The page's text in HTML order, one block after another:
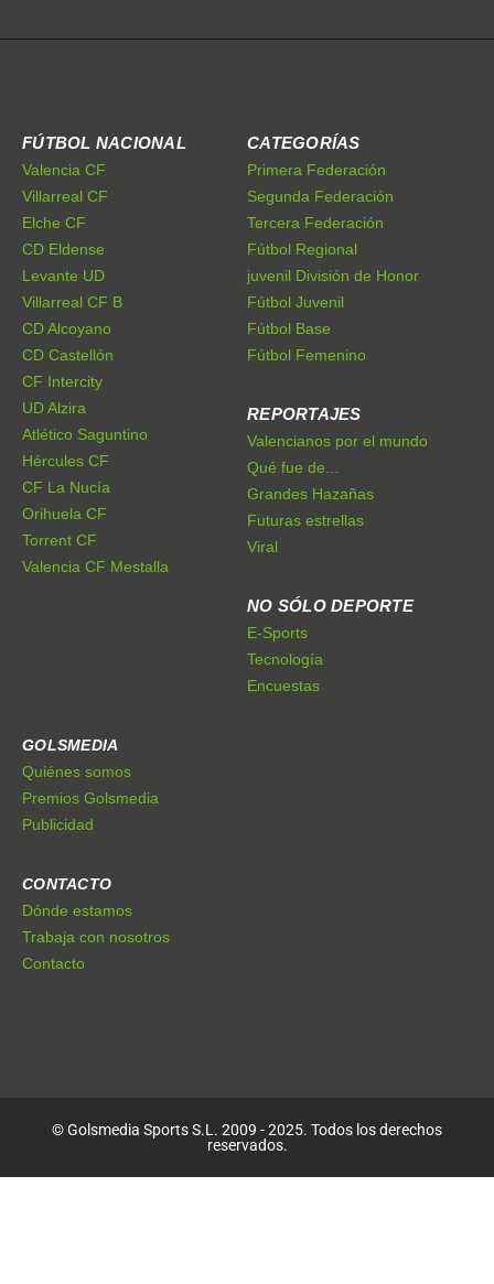
FÚTBOL NACIONAL
Valencia CF
Villarreal CF
Elche CF
CD Eldense
Levante UD
Villarreal CF B
CD Alcoyano
CD Castellón
CF Intercity
UD Alzira
Atlético Saguntino
Hércules CF
CF La Nucía
Orihuela CF
Torrent CF
Valencia CF Mestalla
CATEGORÍAS
Primera Federación
Segunda Federación
Tercera Federación
Fútbol Regional
juvenil División de Honor
Fútbol Juvenil
Fútbol Base
Fútbol Femenino
REPORTAJES
Valencianos por el mundo
Qué fue de...
Grandes Hazañas
Futuras estrellas
Viral
NO SÓLO DEPORTE
E-Sports
Tecnología
Encuestas
GOLSMEDIA
Quiénes somos
Premios Golsmedia
Publicidad
CONTACTO
Dónde estamos
Trabaja con nosotros
Contacto
© Golsmedia Sports S.L. 2009 - 2025. Todos los derechos
reservados.